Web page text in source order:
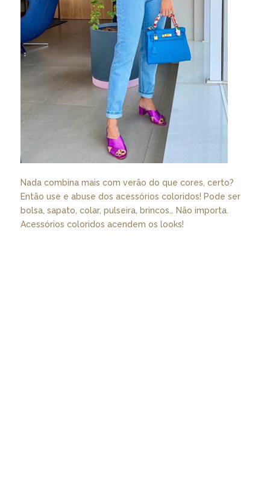
Nada combina mais com verão do que cores, certo?
Então use e abuse dos acessórios coloridos! Pode ser
bolsa, sapato, colar, pulseira, brincos… Não importa.
Acessórios coloridos acendem os looks!